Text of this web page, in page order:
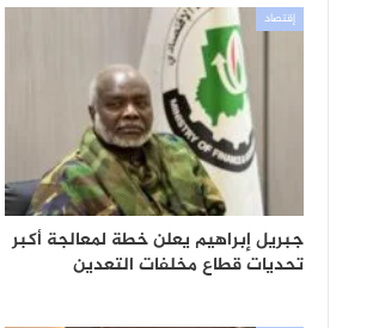
إقتصاد
جبريل إبراهيم يعلن خطة لمعالجة أكبر
تحديات قطاع مخلفات التعدين